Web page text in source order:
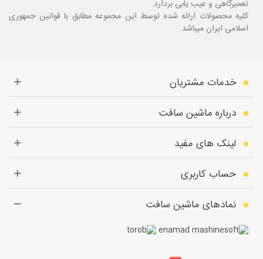
تعمیرگاهی و عیب یابی بردارد.
کلیه محصولات ارائه شده توسط این مجموعه مطابق با قوانین جمهوری
اسلامی ایران میباشد.
خدمات مشتریان
درباره ماشین سافت
لینک های مفید
حساب کاربری
نمادهای ماشین سافت